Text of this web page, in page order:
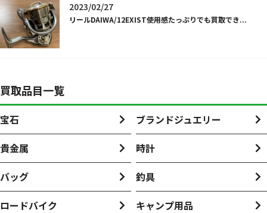
2023/02/27
リールDAIWA/12EXIST使用感たっぷりでも買取でき...
買取品目一覧
宝石
ブランドジュエリー
貴金属
時計
バッグ
釣具
ロードバイク
キャンプ用品